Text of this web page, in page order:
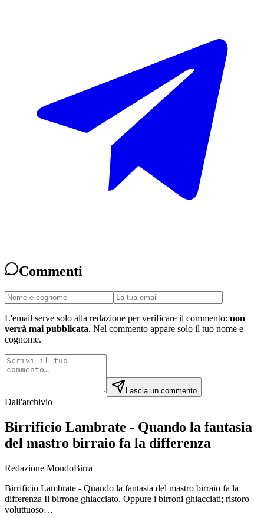
Commenti
L'email serve solo alla redazione per verificare il commento: non
verrà mai pubblicata. Nel commento appare solo il tuo nome e
cognome.
Lascia un commento
Dall'archivio
Birrificio Lambrate - Quando la fantasia
del mastro birraio fa la differenza
Redazione MondoBirra
Birrificio Lambrate - Quando la fantasia del mastro birraio fa la
differenza Il birrone ghiacciato. Oppure i birroni ghiacciati; ristoro
voluttuoso…